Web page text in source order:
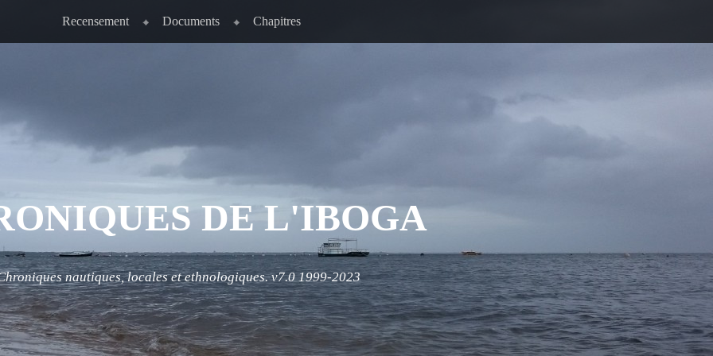
Recensement Documents Chapitres
DE L'IBOGA
nautiques, locales et ethnologiques. v7.0 1999-2023